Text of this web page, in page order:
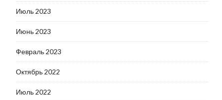
Июль 2023
Июнь 2023
Февраль 2023
Октябрь 2022
Июль 2022